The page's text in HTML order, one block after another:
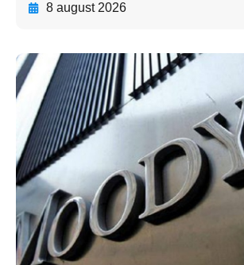
8 august 2026
Adaugă aici
subtitluAdaugă
textul pentru
subtitluAdaugă
textul pentru
subtitluAdaugă
textul pentru subti